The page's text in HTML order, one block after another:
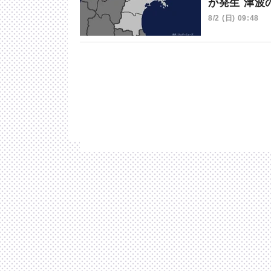
が発生 津波
8/2 (日) 09:48